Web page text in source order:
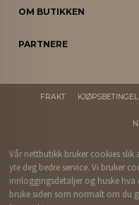
OM BUTIKKEN
PARTNERE
FRAKT
Vår nettbutikk bruker cookies slik
yte deg bedre service. Vi bruker
innloggingsdetaljer og huske
bruke siden som normalt om du